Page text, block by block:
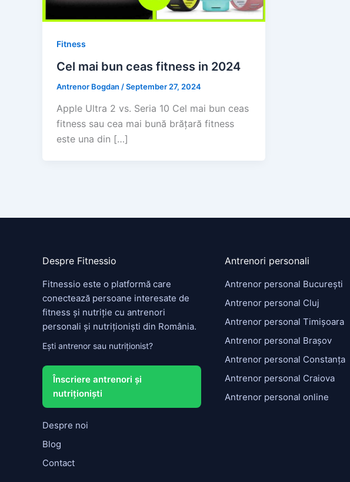
Fitness
Cel mai bun ceas fitness in 2024
Antrenor Bogdan /September 27, 2024
Apple Ultra 2 vs. Seria 10 Cel mai bun ceas
fitness sau cea mai bună brățară fitness
este una din […]
Despre Fitnessio
Fitnessio este o platformă care
conectează persoane interesate de
fitness și nutriție cu antrenori
personali și nutriționiști din România.
Ești antrenor sau nutriționist?
Înscriere antrenori și
nutriționiști
Despre noi
Blog
Contact
Antrenori personali
Antrenor personal București
Antrenor personal Cluj
Antrenor personal Timișoara
Antrenor personal Brașov
Antrenor personal Constanța
Antrenor personal Craiova
Antrenor personal online